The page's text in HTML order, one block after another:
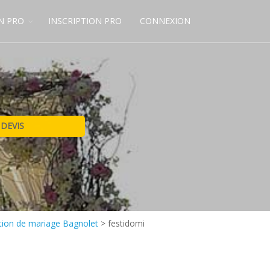
PRO INSCRIPTION PRO CONNEXION
de mariage Bagnolet > festidomi